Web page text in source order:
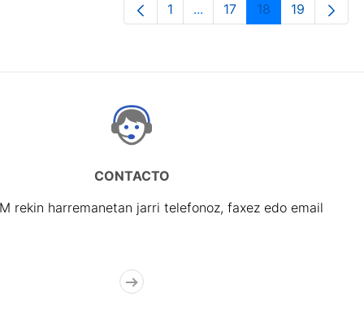
Orrialdea
1 ...Intermediate Pages Use
Orrialdea
17 Orrialdea
18 Orrialdea
19
CONTACTO
rekin harremanetan jarri telefonoz, faxez edo email